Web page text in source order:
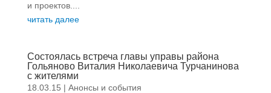
и проектов....
читать далее
Состоялась встреча главы управы района
Гольяново Виталия Николаевича Турчанинова
с жителями
18.03.15 | Анонсы и события